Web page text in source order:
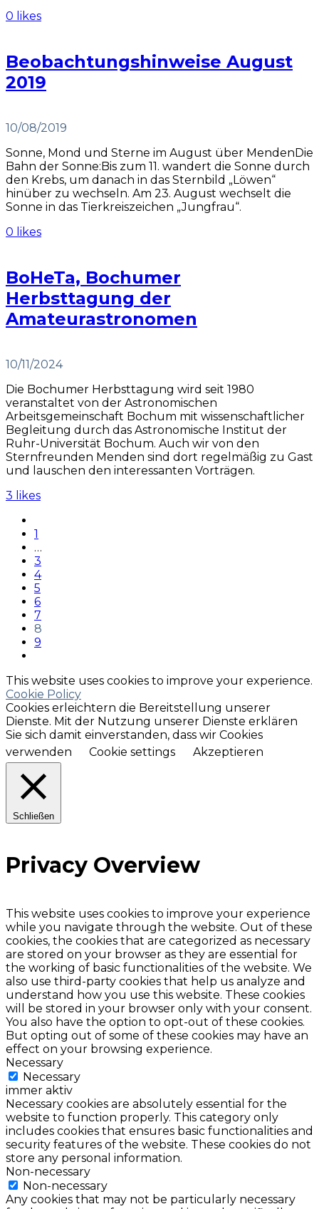
0 likes
Beobachtungshinweise August
2019
10/08/2019
Sonne, Mond und Sterne im August über MendenDie
Bahn der Sonne:Bis zum 11. wandert die Sonne durch
den Krebs, um danach in das Sternbild „Löwen“
hinüber zu wechseln. Am 23. August wechselt die
Sonne in das Tierkreiszeichen „Jungfrau“.
0 likes
BoHeTa, Bochumer
Herbsttagung der
Amateurastronomen
10/11/2024
Die Bochumer Herbsttagung wird seit 1980
veranstaltet von der Astronomischen
Arbeitsgemeinschaft Bochum mit wissenschaftlicher
Begleitung durch das Astronomische Institut der
Ruhr-Universität Bochum. Auch wir von den
Sternfreunden Menden sind dort regelmäßig zu Gast
und lauschen den interessanten Vorträgen.
3 likes
1
…
3
4
5
6
7
8
9
This website uses cookies to improve your experience.
Cookie Policy
Cookies erleichtern die Bereitstellung unserer
Dienste. Mit der Nutzung unserer Dienste erklären
Sie sich damit einverstanden, dass wir Cookies
verwenden
Cookie settings Akzeptieren
Schließen
Privacy Overview
This website uses cookies to improve your experience
while you navigate through the website. Out of these
cookies, the cookies that are categorized as necessary
are stored on your browser as they are essential for
the working of basic functionalities of the website. We
also use third-party cookies that help us analyze and
understand how you use this website. These cookies
will be stored in your browser only with your consent.
You also have the option to opt-out of these cookies.
But opting out of some of these cookies may have an
effect on your browsing experience.
Necessary
Necessary
immer aktiv
Necessary cookies are absolutely essential for the
website to function properly. This category only
includes cookies that ensures basic functionalities and
security features of the website. These cookies do not
store any personal information.
Non-necessary
Non-necessary
Any cookies that may not be particularly necessary